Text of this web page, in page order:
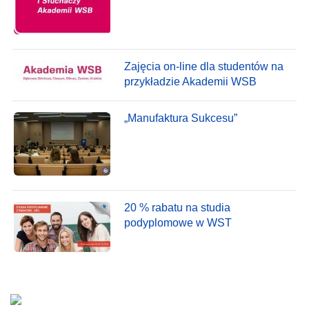
Zajęcia on-line dla studentów na
przykładzie Akademii WSB
„Manufaktura Sukcesu”
20 % rabatu na studia
podyplomowe w WST